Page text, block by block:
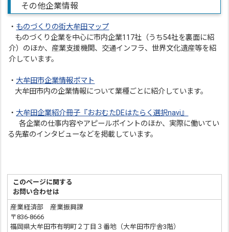
その他企業情報
・ ものづくりの街大牟田マップ
ものづくり企業を中心に市内企業117社（うち54社を裏面に紹
介）のほか、産業支援機関、交通インフラ、世界文化遺産等を紹
介しています。
・ 大牟田市企業情報ポマト
大牟田市内の企業情報について業種ごとに紹介しています。
・ 大牟田企業紹介冊子『おおむたDEはたらく選択navi』
各企業の仕事内容やアピールポイントのほか、実際に働いてい
る先輩のインタビューなどを掲載しています。
このページに関する
お問い合わせは
産業経済部 産業振興課
〒836-8666
福岡県大牟田市有明町２丁目３番地（大牟田市庁舎3階）